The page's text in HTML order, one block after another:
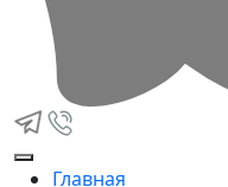
Главная